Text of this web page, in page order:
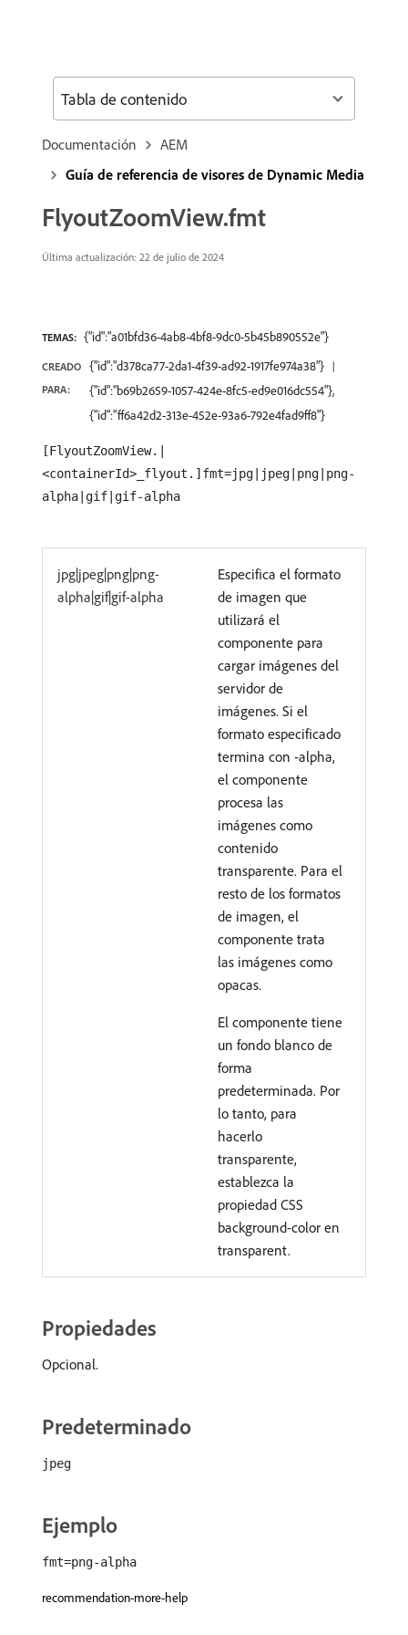
Documentación
AEM
Guía de referencia de visores de Dynamic Media
FlyoutZoomView.fmt
Última actualización: 22 de julio de 2024
TEMAS: {"id":"a01bfd36-4ab8-4bf8-9dc0-5b45b890552e"}
CREADO
PARA:
{"id":"d378ca77-2da1-4f39-ad92-1917fe974a38"}
{"id":"b69b2659-1057-424e-8fc5-ed9e016dc554"},
{"id":"ff6a42d2-313e-452e-93a6-792e4fad9ff8"}
[FlyoutZoomView.|
<containerId>_flyout.]fmt=jpg|jpeg|png|png-
alpha|gif|gif-alpha
jpg|jpeg|png|png-
alpha|gif|gif-alpha
Especifica el formato
de imagen que
utilizará el
componente para
cargar imágenes del
servidor de
imágenes. Si el
formato especificado
termina con -alpha,
el componente
procesa las
imágenes como
contenido
transparente. Para el
resto de los formatos
de imagen, el
componente trata
las imágenes como
opacas.
El componente tiene
un fondo blanco de
forma
predeterminada. Por
lo tanto, para
hacerlo
transparente,
establezca la
propiedad CSS
background-color en
transparent.
Propiedades
Opcional.
Predeterminado
jpeg
Ejemplo
fmt=png-alpha
recommendation-more-help
Tabla de contenido